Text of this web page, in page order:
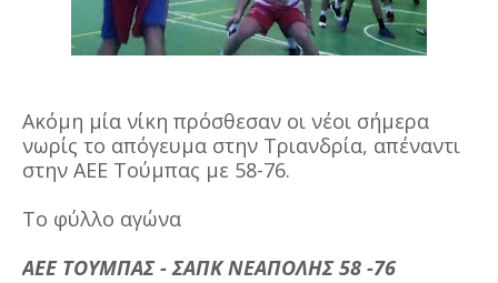
Ακόμη μία νίκη πρόσθεσαν οι νέοι σήμερα
νωρίς το απόγευμα στην Τριανδρία, απέναντι
στην ΑΕΕ Τούμπας με 58-76.
Το φύλλο αγώνα
ΑΕΕ ΤΟΥΜΠΑΣ - ΣΑΠΚ ΝΕΑΠΟΛΗΣ 58 -76